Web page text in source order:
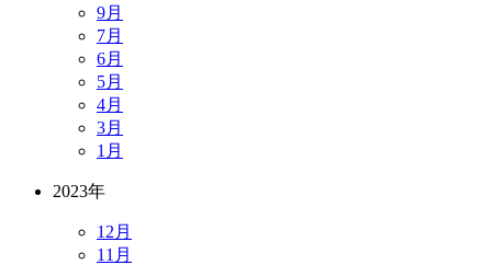
9月
7月
6月
5月
4月
3月
1月
2023年
12月
11月